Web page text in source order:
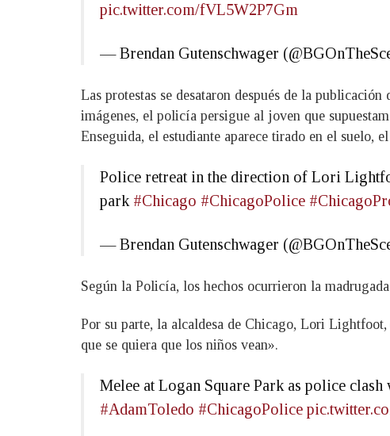
pic.twitter.com/fVL5W2P7Gm
— Brendan Gutenschwager
Las protestas se desataron después de la
imágenes, el policía persigue al joven que
Enseguida, el estudiante aparece tirado en el suelo,
Police retreat in the direction of Lori
park #Chicago #ChicagoPolice
— Brendan Gutenschwager
Según la Policía, los hechos ocurrieron la
Por su parte, la alcaldesa de Chicago, Lori
que se quiera que los niños vean».
Melee at Logan Square Park as police
#AdamToledo #ChicagoPolice